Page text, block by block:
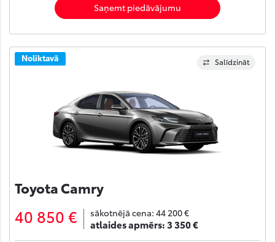
Saņemt piedāvājumu
Salīdzināt
Noliktavā
Toyota Camry
40 850 € sākotnējā cena: 44 200 €
atlaides apmērs:3 350 €